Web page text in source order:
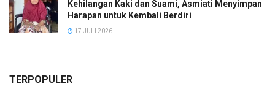
Kehilangan Kaki dan Suami, Asmiati Menyimpan
Harapan untuk Kembali Berdiri
17 JULI 2026
TERPOPULER